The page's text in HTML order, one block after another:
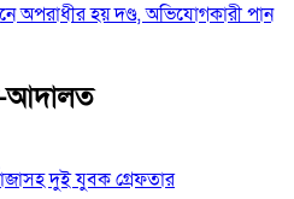
অপরাধীর হয় দণ্ড, অভিযোগকারী পান
আদালত
দুই যুবক গ্রেফতার